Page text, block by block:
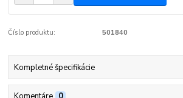
Číslo produktu: 501840
Kompletné špecifikácie